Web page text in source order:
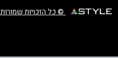
© כל הזכויות שמורות STYLE ניהול מועדוני לקוחות